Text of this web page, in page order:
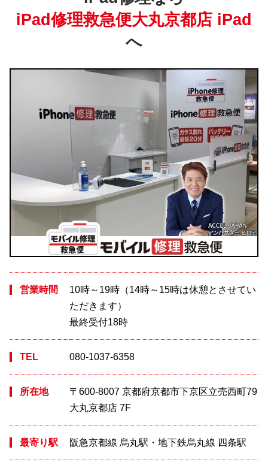
iPad修理救急便大丸京都店 iPad
へ
営業時間
10時～19時（14時～15時は休憩とさせてい
ただきます）
最終受付18時
TEL 080-1037-6358
所在地
〒600-8007 京都府京都市下京区立売西町79
大丸京都店 7F
最寄り駅 阪急京都線 烏丸駅・地下鉄烏丸線 四条駅